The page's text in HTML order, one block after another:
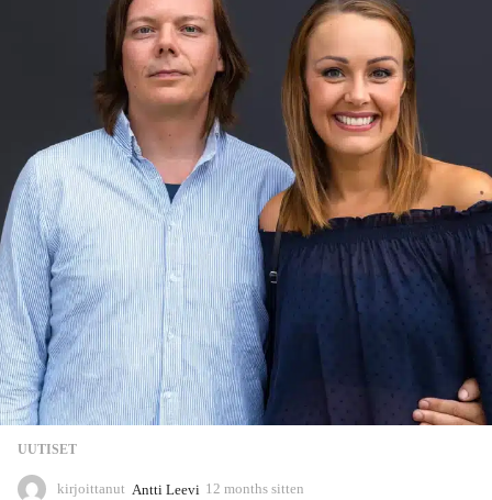
UUTISET
kirjoittanut Antti Leevi 12 months sitten